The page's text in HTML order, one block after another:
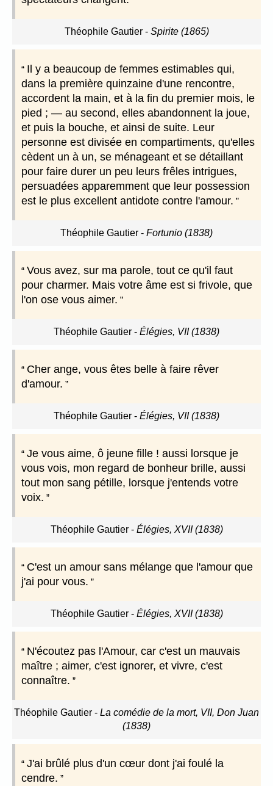
Théophile Gautier- Spirite (1865)
Il y a beaucoup de femmes estimables qui,
dans la première quinzaine d'une rencontre,
accordent la main, et à la fin du premier mois, le
pied ; ― au second, elles abandonnent la joue,
et puis la bouche, et ainsi de suite. Leur
personne est divisée en compartiments, qu'elles
cèdent un à un, se ménageant et se détaillant
pour faire durer un peu leurs frêles intrigues,
persuadées apparemment que leur possession
est le plus excellent antidote contre l'amour.
Théophile Gautier - Fortunio (1838)
Vous avez, sur ma parole, tout ce qu'il faut
pour charmer. Mais votre âme est si frivole, que
l'on ose vous aimer.
Théophile Gautier - Élégies, VII (1838)
Cher ange, vous êtes belle à faire rêver
d'amour.
Théophile Gautier - Élégies, VII (1838)
Je vous aime, ô jeune fille ! aussi lorsque je
vous vois, mon regard de bonheur brille, aussi
tout mon sang pétille, lorsque j'entends votre
voix.
Théophile Gautier- Élégies, XVII (1838)
C'est un amour sans mélange que l'amour que
j'ai pour vous.
Théophile Gautier- Élégies, XVII (1838)
N'écoutez pas l'Amour, car c'est un mauvais
maître ; aimer, c'est ignorer, et vivre, c'est
connaître.
Théophile Gautier - La comédie de la mort, VII, Don Juan
(1838)
J'ai brûlé plus d'un cœur dont j'ai foulé la
cendre.